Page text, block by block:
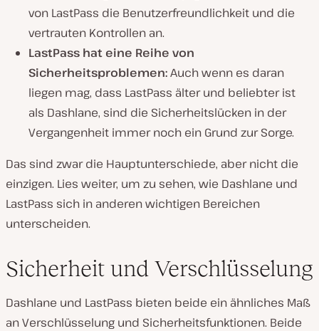
von LastPass die Benutzerfreundlichkeit und die
vertrauten Kontrollen an.
LastPass hat eine Reihe von
Sicherheitsproblemen:Auch wenn es daran
liegen mag, dass LastPass älter und beliebter ist
als Dashlane, sind die Sicherheitslücken in der
Vergangenheit immer noch ein Grund zur Sorge.
Das sind zwar die Hauptunterschiede, aber nicht die
einzigen. Lies weiter, um zu sehen, wie Dashlane und
LastPass sich in anderen wichtigen Bereichen
unterscheiden.
Sicherheit und Verschlüsselung
Dashlane und LastPass bieten beide ein ähnliches Maß
an Verschlüsselung und Sicherheitsfunktionen. Beide